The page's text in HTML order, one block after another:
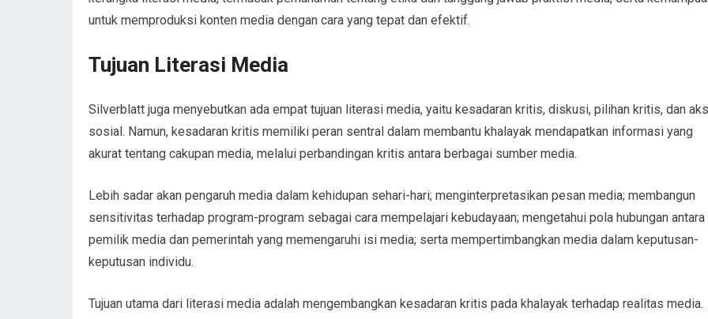
untuk memproduksi konten media dengan cara yang tepat dan efektif.
Tujuan Literasi Media
Silverblatt juga menyebutkan ada empat tujuan literasi media, yaitu kesadaran kritis, diskusi, pilihan kritis, dan
sosial. Namun, kesadaran kritis memiliki peran sentral dalam membantu khalayak mendapatkan informasi yang
akurat tentang cakupan media, melalui perbandingan kritis antara berbagai sumber media.
Lebih sadar akan pengaruh media dalam kehidupan sehari-hari; menginterpretasikan pesan media; membangun
sensitivitas terhadap program-program sebagai cara mempelajari kebudayaan; mengetahui pola hubungan antara
pemilik media dan pemerintah yang memengaruhi isi media; serta mempertimbangkan media dalam keputusan-
keputusan individu.
Tujuan utama dari literasi media adalah mengembangkan kesadaran kritis pada khalayak terhadap realitas media.